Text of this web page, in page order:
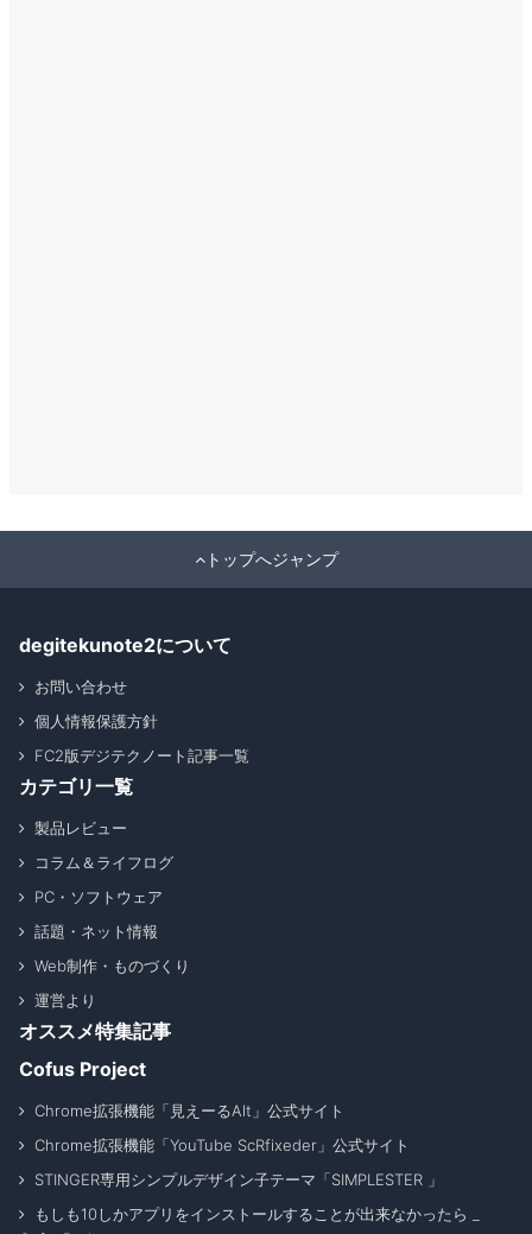
トップへジャンプ
degitekunote2について
お問い合わせ
個人情報保護方針
FC2版デジテクノート記事一覧
カテゴリ一覧
製品レビュー
コラム＆ライフログ
PC・ソフトウェア
話題・ネット情報
Web制作・ものづくり
運営より
オススメ特集記事
Cofus Project
Chrome拡張機能「見えーるAlt」公式サイト
Chrome拡張機能「YouTube ScRfixeder」公式サイト
STINGER専用シンプルデザイン子テーマ「SIMPLESTER 」
もしも10しかアプリをインストールすることが出来なかったら _